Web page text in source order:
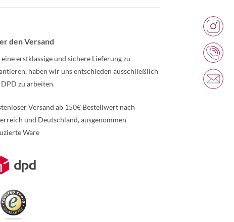
den Versand
eine erstklassige und sichere Lieferung zu
haben wir uns entschieden ausschließlich
zu arbeiten.
Versand ab 150€ Bestellwert nach
und Deutschland, ausgenommen
Ware
Informationen über den gesperrten Inhalt.